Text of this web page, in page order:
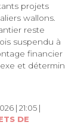
projets
wallons.
reste
suspendu à
financier
et détermin
| 21:05 |
DE